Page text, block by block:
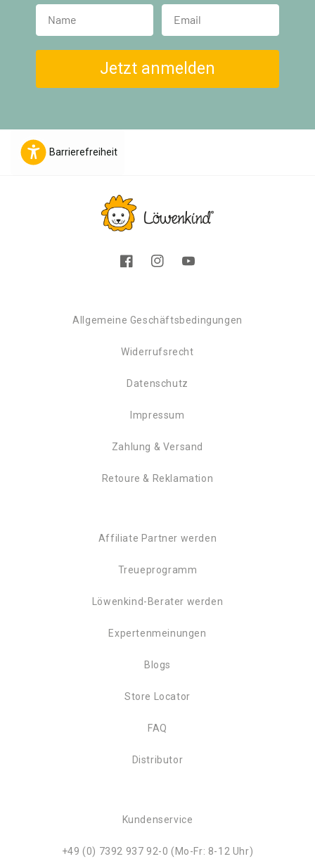
Name
Jetzt anmelden
Barrierefreiheit
FacebookInstagramYouTube
Allgemeine Geschäftsbedingungen
Widerrufsrecht
Datenschutz
Impressum
Zahlung & Versand
Retoure & Reklamation
Affiliate Partner werden
Treueprogramm
Löwenkind-Berater werden
Expertenmeinungen
Blogs
Store Locator
FAQ
Distributor
Kundenservice
+49 (0) 7392 937 92-0 (Mo-Fr: 8-12 Uhr)